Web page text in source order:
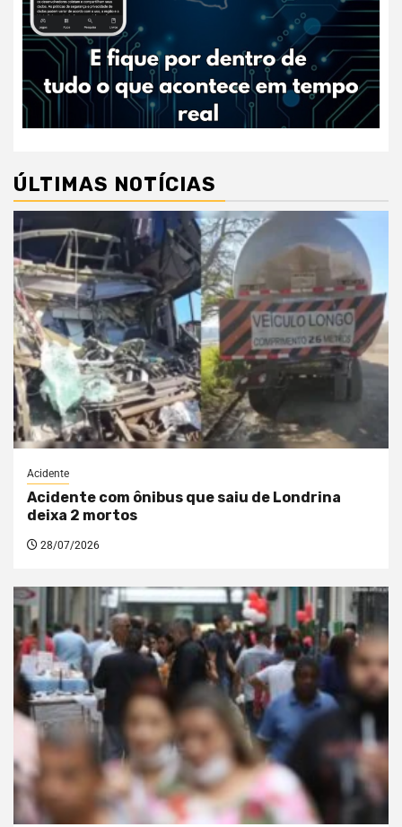
ÚLTIMAS NOTÍCIAS
Acidente
Acidente com ônibus que saiu de Londrina
deixa 2 mortos
28/07/2026